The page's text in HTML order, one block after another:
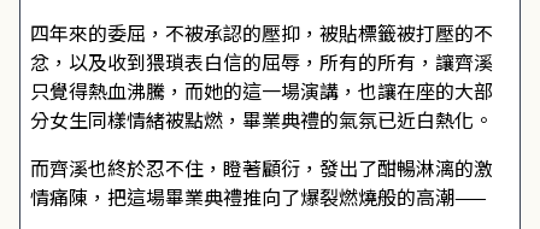
四年來的委屈，不被承認的壓抑，被貼標籤被打壓的不
忿，以及收到猥瑣表白信的屈辱，所有的所有，讓齊溪
只覺得熱血沸騰，而她的這一場演講，也讓在座的大部
分女生同樣情緒被點燃，畢業典禮的氣氛已近白熱化。
而齊溪也終於忍不住，瞪著顧衍，發出了酣暢淋漓的激
情痛陳，把這場畢業典禮推向了爆裂燃燒般的高潮——